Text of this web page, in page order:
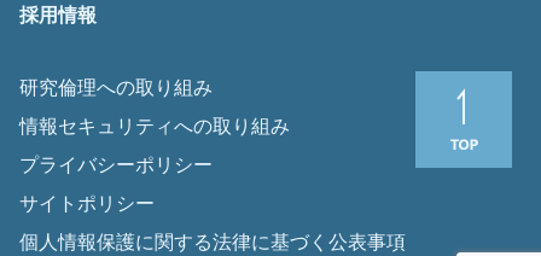
採用情報
研究倫理への取り組み
情報セキュリティへの取り組み
プライバシーポリシー
サイトポリシー
個人情報保護に関する法律に基づく公表事項